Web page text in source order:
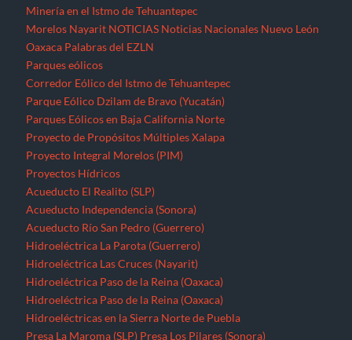
Minería en el Istmo de Tehuantepec
Morelos Nayarit NOTICIAS Noticias Nacionales Nuevo León
Oaxaca Palabras del EZLN
Parques eólicos
Corredor Eólico del Istmo de Tehuantepec
Parque Eólico Dzilam de Bravo (Yucatán)
Parques Eólicos en Baja California Norte
Proyecto de Propósitos Múltiples Xalapa
Proyecto Integral Morelos (PIM)
Proyectos Hídricos
Acueducto El Realito (SLP)
Acueducto Independencia (Sonora)
Acueducto Río San Pedro (Guerrero)
Hidroeléctrica La Parota (Guerrero)
Hidroeléctrica Las Cruces (Nayarit)
Hidroeléctrica Paso de la Reina (Oaxaca)
Hidroeléctrica Paso de la Reina (Oaxaca)
Hidroeléctricas en la Sierra Norte de Puebla
Presa La Maroma (SLP) Presa Los Pilares (Sonora)